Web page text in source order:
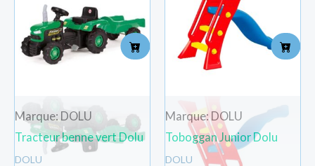
Marque: DOLU
Tracteur benne vert Dolu
DOLU
était :
TND
365.000.
329.000.
Marque: DOLU
Toboggan Junior Dolu
DOLU